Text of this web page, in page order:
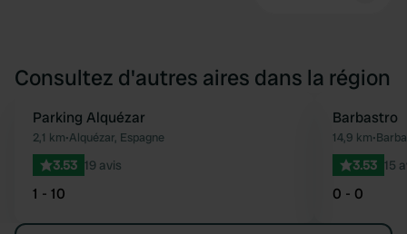
Consultez d'autres aires dans la région
Préféré
Parking Alquézar
2,1 km•Alquézar, Espagne
3.53 19 avis
1 - 10
Barbastro
14,9 km•
3.53 15
0 - 0